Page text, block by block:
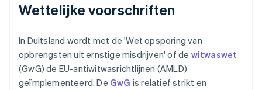
Wettelijke voorschriften
In Duitsland wordt met de 'Wet opsporing van
opbrengsten uit ernstige misdrijven' of de witwaswet
(GwG) de EU-antiwitwasrichtlijnen (AMLD)
geïmplementeerd. De GwG is relatief strikt en